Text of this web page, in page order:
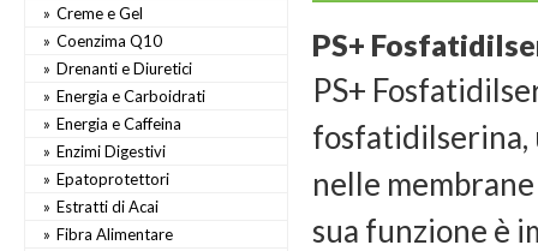
Creme e Gel
Coenzima Q10
Drenanti e Diuretici
Energia e Carboidrati
Energia e Caffeina
Enzimi Digestivi
Epatoprotettori
Estratti di Acai
Fibra Alimentare
PS+
PS+
fosfatidilserina,
nelle
sua funzione è